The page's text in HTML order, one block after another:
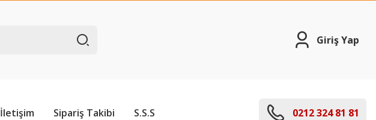
Giriş Yap
İletişim Sipariş Takibi S.S.S 0212 324 81 81